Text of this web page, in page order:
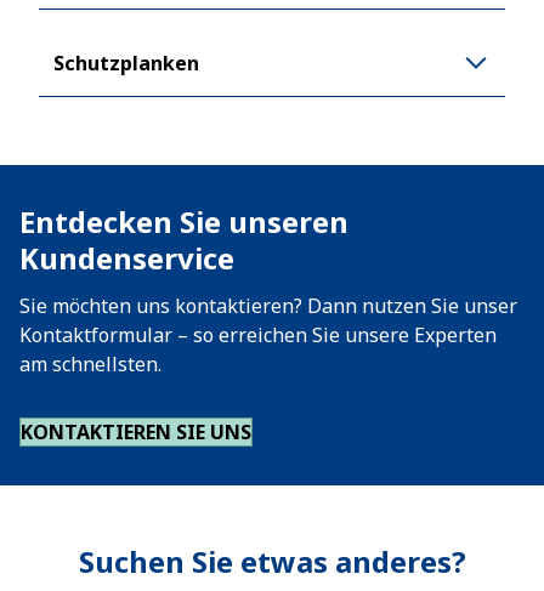
Schutzplanken
Entdecken Sie unseren
Kundenservice
Sie möchten uns kontaktieren? Dann nutzen Sie unser
Kontaktformular – so erreichen Sie unsere Experten
am schnellsten.
KONTAKTIEREN SIE UNS
Suchen Sie etwas anderes?